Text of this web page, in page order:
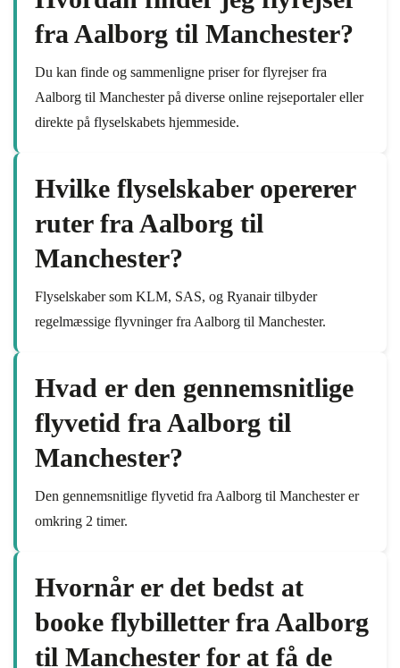
fra Aalborg til Manchester?
Du kan finde og sammenligne priser for flyrejser fra
Aalborg til Manchester på diverse online rejseportaler eller
direkte på flyselskabets hjemmeside.
Hvilke flyselskaber opererer
ruter fra Aalborg til
Manchester?
Flyselskaber som KLM, SAS, og Ryanair tilbyder
regelmæssige flyvninger fra Aalborg til Manchester.
Hvad er den gennemsnitlige
flyvetid fra Aalborg til
Manchester?
Den gennemsnitlige flyvetid fra Aalborg til Manchester er
omkring 2 timer.
Hvornår er det bedst at
booke flybilletter fra Aalborg
til Manchester for at få de